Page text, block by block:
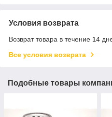
Условия возврата
Возврат товара в течение 14
Все условия возврата
Подобные товары